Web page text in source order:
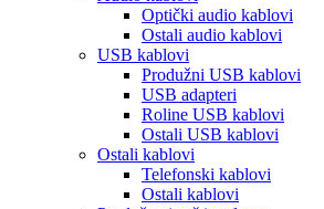
Optički audio kablovi
Ostali audio kablovi
USB kablovi
Produžni USB kablovi
USB adapteri
Roline USB kablovi
Ostali USB kablovi
Ostali kablovi
Telefonski kablovi
Ostali kablovi